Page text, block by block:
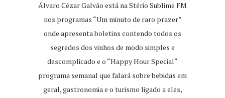
Álvaro Cézar Galvão está na Stério Sublime FM
nos programas “Um minuto de raro prazer”
onde apresenta boletins contendo todos os
segredos dos vinhos de modo simples e
descomplicado e o “Happy Hour Special“
programa semanal que falará sobre bebidas em
geral, gastronomia e o turismo ligado a eles,